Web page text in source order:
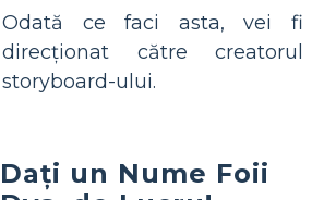
Odată ce faci asta, vei fi
direcționat către creatorul
storyboard-ului.
Dați un Nume Foii